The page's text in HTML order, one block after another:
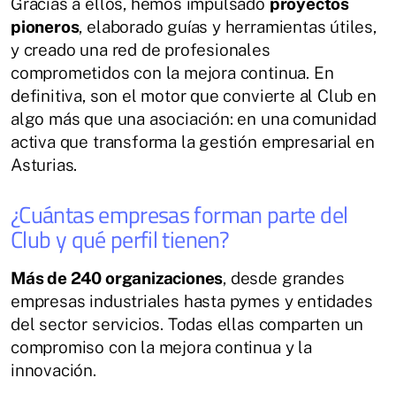
pioneros, elaborado guías y herramientas útiles,
y creado una red de profesionales
comprometidos con la mejora continua. En
definitiva, son el motor que convierte al Club en
algo más que una asociación: en una comunidad
activa que transforma la gestión empresarial en
Asturias.
¿Cuántas empresas forman parte del
Club y qué perfil tienen?
Más de 240 organizaciones, desde grandes
empresas industriales hasta pymes y entidades
del sector servicios. Todas ellas comparten un
compromiso con la mejora continua y la
innovación.